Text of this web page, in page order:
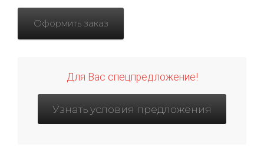
Оформить заказ
Для Вас спецпредложение!
Узнать условия предложения